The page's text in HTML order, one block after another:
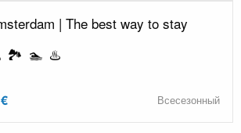
| The best way to stay
🏞️ 🏊 ♨️
Всесезонный